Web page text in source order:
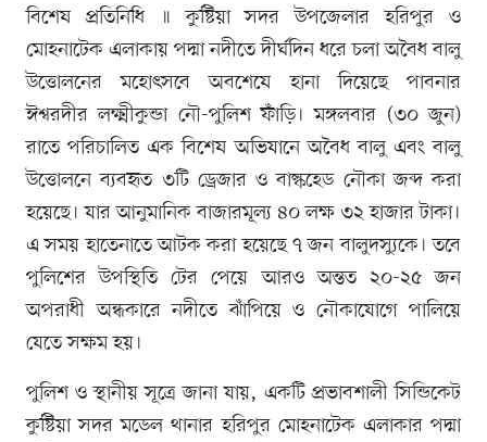
বিশেষ প্রতিনিধি ॥ কুষ্টিয়া সদর উপজেলার হরিপুর ও
মোহনাটেক এলাকায় পদ্মা নদীতে দীর্ঘদিন ধরে চলা অবৈধ বালু
উত্তোলনের মহোৎসবে অবশেষে হানা দিয়েছে পাবনার
ঈশ্বরদীর লক্ষ্মীকুন্ডা নৌ-পুলিশ ফাঁড়ি। মঙ্গলবার (৩০ জুন)
রাতে পরিচালিত এক বিশেষ অভিযানে অবৈধ বালু এবং বালু
উত্তোলনে ব্যবহৃত ৩টি ড্রেজার ও বাল্কহেড নৌকা জব্দ করা
হয়েছে। যার আনুমানিক বাজারমূল্য ৪০ লক্ষ ৩২ হাজার টাকা।
এ সময় হাতেনাতে আটক করা হয়েছে ৭ জন বালুদস্যুকে। তবে
পুলিশের উপস্থিতি টের পেয়ে আরও অন্তত ২০-২৫ জন
অপরাধী অন্ধকারে নদীতে ঝাঁপিয়ে ও নৌকাযোগে পালিয়ে
যেতে সক্ষম হয়।
পুলিশ ও স্থানীয় সূত্রে জানা যায়, একটি প্রভাবশালী সিন্ডিকেট
কুষ্টিয়া সদর মডেল থানার হরিপুর মোহনাটেক এলাকার পদ্মা